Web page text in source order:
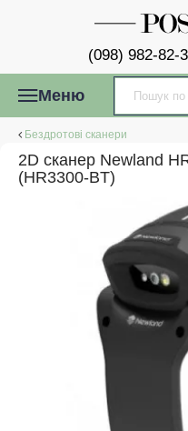
(098) 982-82-
Меню
Бездротові сканери
2D сканер Newland
(HR3300-BT)